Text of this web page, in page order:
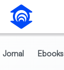
Jornal Ebooks